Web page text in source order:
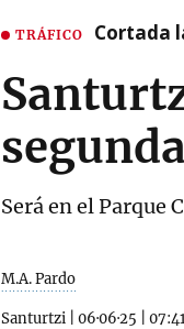
TRÁFICO Cortada
Será en el Parque
M.A. Pardo
Santurtzi 06·06·25